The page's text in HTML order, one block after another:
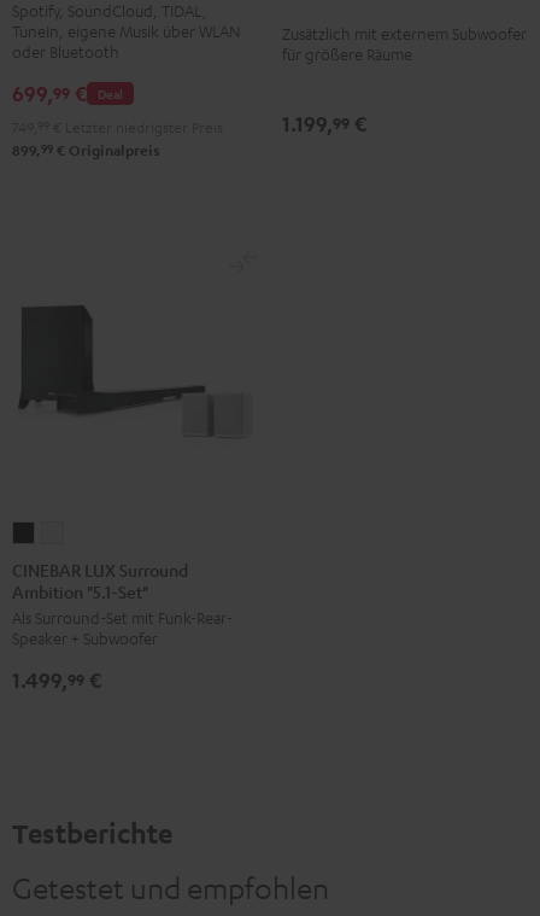
Spotify, SoundCloud, TIDAL,
TuneIn, eigene Musik über WLAN
oder Bluetooth
Deal
699,99 €
899, 99 € Originalpreis
/
Weiß
Zusätzlich mit externem Subwoofer
für größere Räume
1.199,99 €
LUX
Surround
Ambition
"5.1-
Set"
LUX
Surround
Ambition
"5.1-
Set"
CINEBAR LUX Surround
Ambition "5.1-Set"
Als Surround-Set mit Funk-Rear-
Speaker + Subwoofer
1.499,99 €
Testberichte
Getestet und empfohlen